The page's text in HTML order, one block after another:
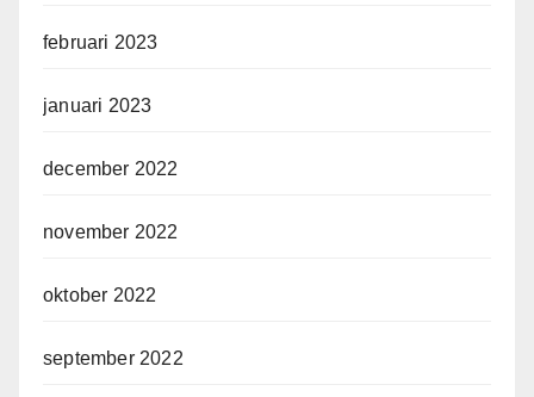
februari 2023
januari 2023
december 2022
november 2022
oktober 2022
september 2022